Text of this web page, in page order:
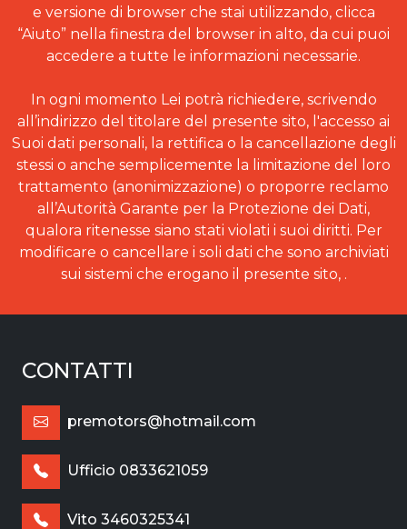
e versione di browser che stai utilizzando, clicca
“Aiuto” nella finestra del browser in alto, da cui puoi
accedere a tutte le informazioni necessarie.
In ogni momento Lei potrà richiedere, scrivendo
all’indirizzo del titolare del presente sito, l'accesso ai
Suoi dati personali, la rettifica o la cancellazione degli
stessi o anche semplicemente la limitazione del loro
trattamento (anonimizzazione) o proporre reclamo
all’Autorità Garante per la Protezione dei Dati,
qualora ritenesse siano stati violati i suoi diritti. Per
modificare o cancellare i soli dati che sono archiviati
sui sistemi che erogano il presente sito, .
CONTATTI
premotors@hotmail.com
Ufficio 0833621059
Vito 3460325341